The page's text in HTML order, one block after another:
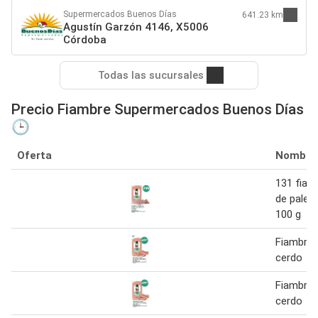
Supermercados Buenos Días
Agustín Garzón 4146, X5006
Córdoba
641.23 km
Todas las sucursales
Precio Fiambre Supermercados Buenos Días
🕒
Oferta Nombre
131
de
100 g
Fiambre
cerdo
Fiambre
cerdo